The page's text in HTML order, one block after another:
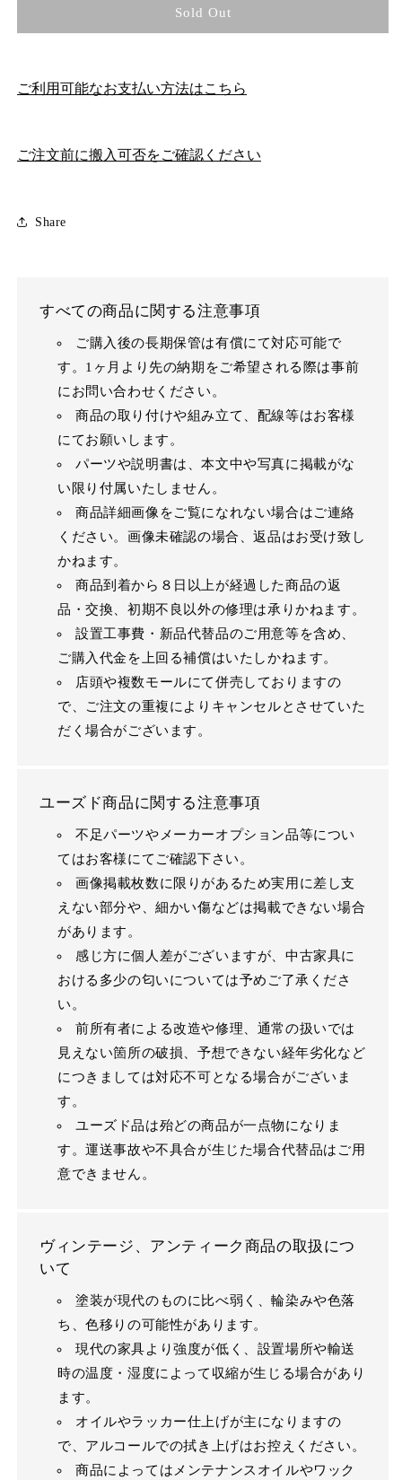
Sold Out
ご利用可能なお支払い方法はこちら
ご注文前に搬入可否をご確認ください
Share
すべての商品に関する注意事項
ご購入後の長期保管は有償にて対応可能で
す。1ヶ月より先の納期をご希望される際は事前
にお問い合わせください。
商品の取り付けや組み立て、配線等はお客様
にてお願いします。
パーツや説明書は、本文中や写真に掲載がな
い限り付属いたしません。
商品詳細画像をご覧になれない場合はご連絡
ください。画像未確認の場合、返品はお受け致し
かねます。
商品到着から８日以上が経過した商品の返
品・交換、初期不良以外の修理は承りかねます。
設置工事費・新品代替品のご用意等を含め、
ご購入代金を上回る補償はいたしかねます。
店頭や複数モールにて併売しておりますの
で、ご注文の重複によりキャンセルとさせていた
だく場合がございます。
ユーズド商品に関する注意事項
不足パーツやメーカーオプション品等につい
てはお客様にてご確認下さい。
画像掲載枚数に限りがあるため実用に差し支
えない部分や、細かい傷などは掲載できない場合
があります。
感じ方に個人差がございますが、中古家具に
おける多少の匂いについては予めご了承くださ
い。
前所有者による改造や修理、通常の扱いでは
見えない箇所の破損、予想できない経年劣化など
につきましては対応不可となる場合がございま
す。
ユーズド品は殆どの商品が一点物になりま
す。運送事故や不具合が生じた場合代替品はご用
意できません。
ヴィンテージ、アンティーク商品の取扱につ
いて
塗装が現代のものに比べ弱く、輪染みや色落
ち、色移りの可能性があります。
現代の家具より強度が低く、設置場所や輸送
時の温度・湿度によって収縮が生じる場合があり
ます。
オイルやラッカー仕上げが主になりますの
で、アルコールでの拭き上げはお控えください。
商品によってはメンテナンスオイルやワック